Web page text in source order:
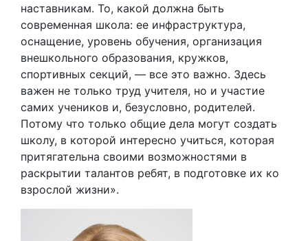
наставникам. То, какой должна быть
современная школа: ее инфраструктура,
оснащение, уровень обучения, организация
внешкольного образования, кружков,
спортивных секций, — все это важно. Здесь
важен не только труд учителя, но и участие
самих учеников и, безусловно, родителей.
Потому что только общие дела могут создать
школу, в которой интересно учиться, которая
притягательна своими возможностями в
раскрытии талантов ребят, в подготовке их ко
взрослой жизни».